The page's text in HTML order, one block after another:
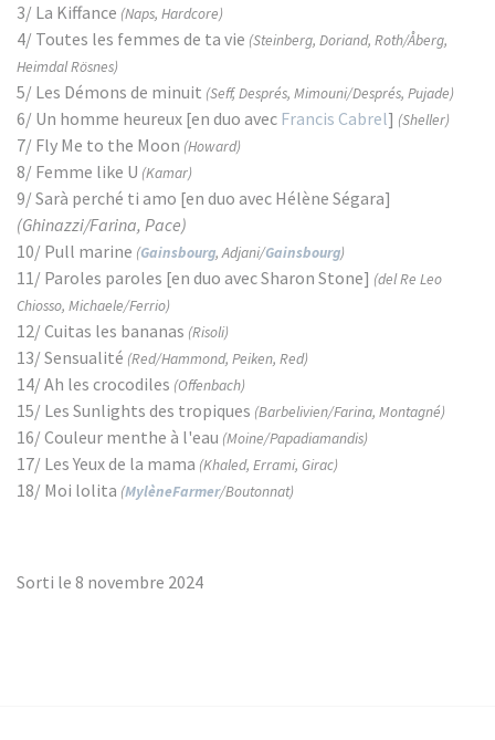
3/ La Kiffance (Naps, Hardcore)
4/ Toutes les femmes de ta vie (Steinberg, Doriand, Roth/Åberg,
Heimdal Rösnes)
5/ Les Démons de minuit (Seff, Després, Mimouni/Després, Pujade)
6/ Un homme heureux [en duo avec Francis Cabrel] (Sheller)
7/ Fly Me to the Moon (Howard)
8/ Femme like U (Kamar)
9/ Sarà perché ti amo [en duo avec Hélène Ségara]
(Ghinazzi/Farina, Pace)
10/ Pull marine (Gainsbourg, Adjani/Gainsbourg)
11/ Paroles paroles [en duo avec Sharon Stone] (del Re Leo
Chiosso, Michaele/Ferrio)
12/ Cuitas les bananas (Risoli)
13/ Sensualité (Red/Hammond, Peiken, Red)
14/ Ah les crocodiles (Offenbach)
15/ Les Sunlights des tropiques (Barbelivien/Farina, Montagné)
16/ Couleur menthe à l'eau (Moine/Papadiamandis)
17/ Les Yeux de la mama (Khaled, Errami, Girac)
18/ Moi lolita (MylèneFarmer/Boutonnat)
Sorti le 8 novembre 2024